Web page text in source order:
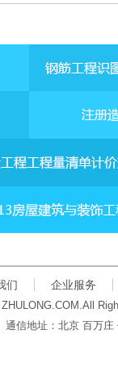
们 企业服务
通信地址：北京 百万